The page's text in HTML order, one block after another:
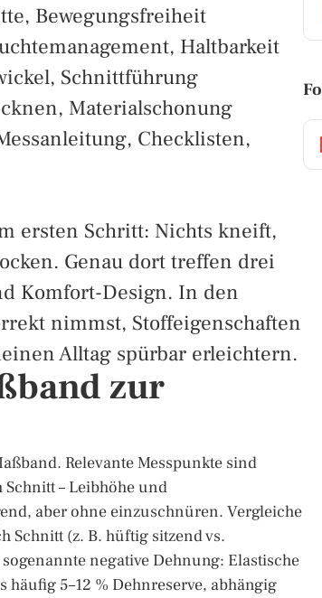
Bewegungsfreiheit
Haltbarkeit
Schnittführung
Materialschonung
Checklisten,
ersten Schritt: Nichts kneift,
Genau dort treffen drei
Komfort-Design. In den
nimmst, Stoffeigenschaften
Alltag spürbar erleichtern.
zur
Relevante Messpunkte sind
– Leibhöhe und
aber ohne einzuschnüren. Vergleiche
Schnitt (z. B. hüftig sitzend vs.
negative Dehnung: Elastische
5–12 % Dehnreserve, abhängig